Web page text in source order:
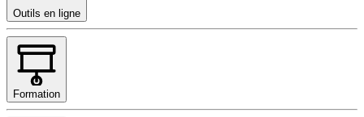
Outils en ligne
Formation